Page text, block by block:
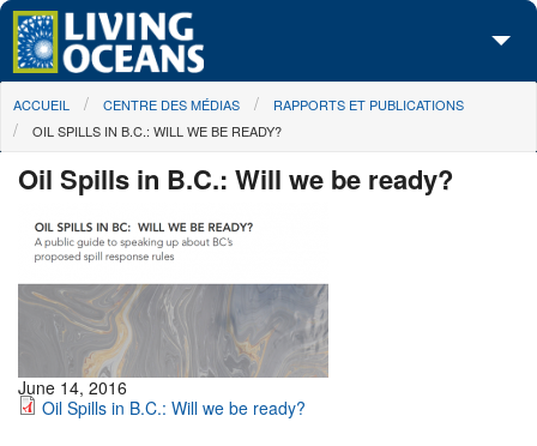
Skip to main content
À propos de nous
Centre des Médias
Les Cartes
Passez à l'action
You are here
ACCUEIL CENTRE DES MÉDIAS
RAPPORTS ET PUBLICATIONS
OIL SPILLS IN B.C.: WILL WE BE READY?
Oil Spills in B.C.: Will we be ready?
June 14, 2016
Oil Spills in B.C.: Will we be ready?